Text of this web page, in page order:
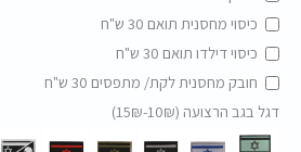
כיסוי מחסנית תואם 30 ש"ח
כיסוי דילדו תואם 30 ש"ח
חובק מחסנית לקת/ מתפסים 30 ש"ח
דגל בגב הרצועה (10₪-15₪)